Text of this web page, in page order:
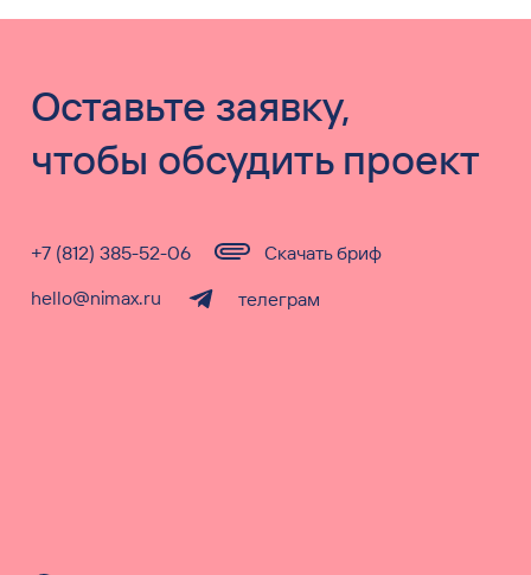
Оставьте заявку,
чтобы обсудить проект
hello@nimax.ru
+7 (812) 385-52-06
телеграм
Скачать бриф